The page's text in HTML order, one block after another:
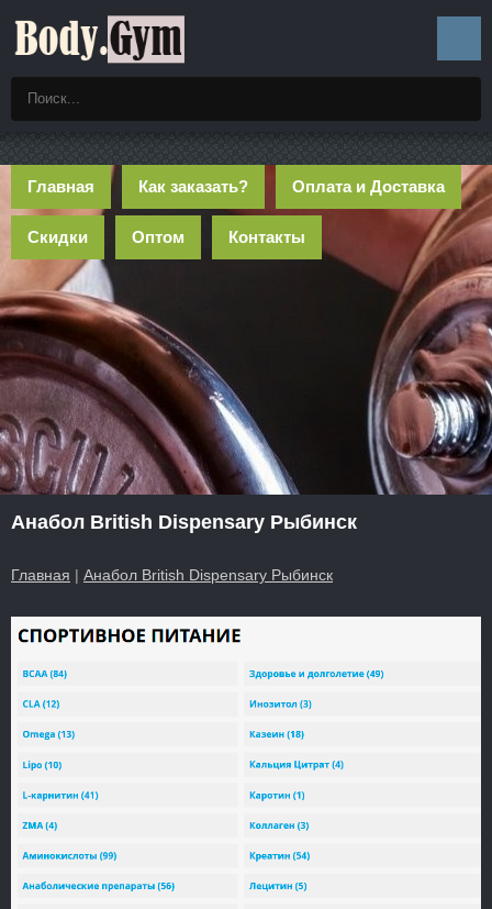
Главная Как заказать? Оплата и Доставка
Скидки Оптом Контакты
Анабол British Dispensary Рыбинск
Главная | Анабол British Dispensary Рыбинск